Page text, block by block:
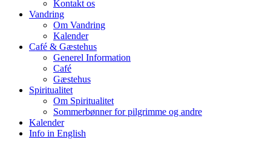
Kontakt os
Vandring
Om Vandring
Kalender
Café & Gæstehus
Generel Information
Café
Gæstehus
Spiritualitet
Om Spiritualitet
Sommerbønner for pilgrimme og andre
Kalender
Info in English